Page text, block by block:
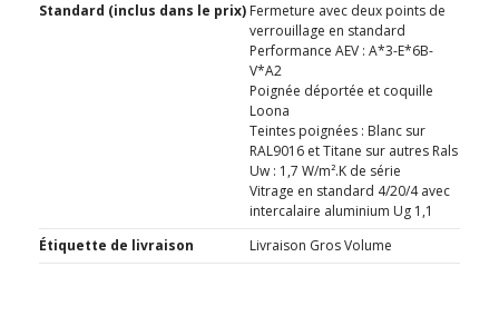
Standard (inclus dans le prix) Fermeture avec deux points de
verrouillage en standard
Performance AEV : A*3-E*6B-
V*A2
Poignée déportée et coquille
Loona
Teintes poignées : Blanc sur
RAL9016 et Titane sur autres Rals
Uw : 1,7 W/m².K de série
Vitrage en standard 4/20/4 avec
intercalaire aluminium Ug 1,1
Étiquette de livraison
Livraison Gros Volume